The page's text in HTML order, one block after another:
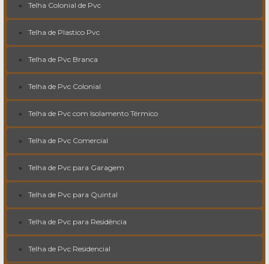
Telha Colonial de Pvc
Telha de Plastico Pvc
Telha de Pvc Branca
Telha de Pvc Colonial
Telha de Pvc com Isolamento Térmico
Telha de Pvc Comercial
Telha de Pvc para Garagem
Telha de Pvc para Quintal
Telha de Pvc para Residência
Telha de Pvc Residencial